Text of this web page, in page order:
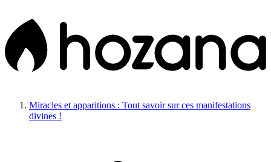
Miracles et apparitions : Tout savoir sur ces manifestations
divines !